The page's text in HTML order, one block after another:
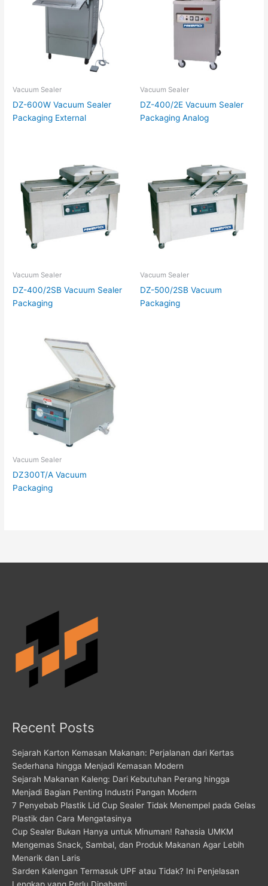
Vacuum Sealer
DZ-600W Vacuum Sealer
Packaging External
Vacuum Sealer
DZ-400/2E Vacuum Sealer
Packaging Analog
Vacuum Sealer
DZ-400/2SB Vacuum Sealer
Packaging
Vacuum Sealer
DZ-500/2SB Vacuum
Packaging
Vacuum Sealer
DZ300T/A Vacuum
Packaging
Recent Posts
Sejarah Karton Kemasan Makanan: Perjalanan dari Kertas
Sederhana hingga Menjadi Kemasan Modern
Sejarah Makanan Kaleng: Dari Kebutuhan Perang hingga
Menjadi Bagian Penting Industri Pangan Modern
7 Penyebab Plastik Lid Cup Sealer Tidak Menempel pada Gelas
Plastik dan Cara Mengatasinya
Cup Sealer Bukan Hanya untuk Minuman! Rahasia UMKM
Mengemas Snack, Sambal, dan Produk Makanan Agar Lebih
Menarik dan Laris
Sarden Kalengan Termasuk UPF atau Tidak? Ini Penjelasan